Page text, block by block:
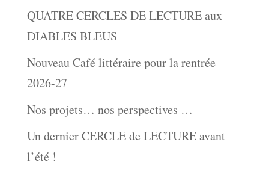
QUATRE CERCLES DE LECTURE aux
DIABLES BLEUS
Nouveau Café littéraire pour la rentrée
2026-27
Nos projets… nos perspectives …
Un dernier CERCLE de LECTURE avant
l’été !